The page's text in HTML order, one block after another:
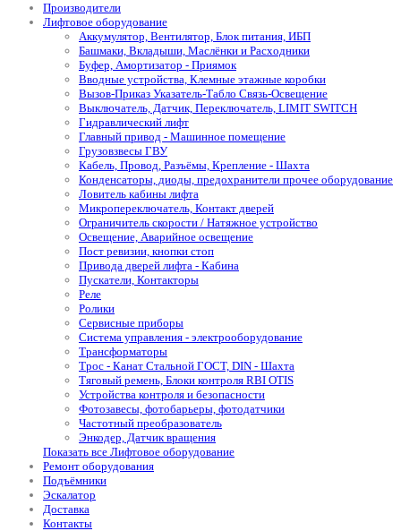
Производители
Лифтовое оборудование
Аккумулятор, Вентилятор, Блок питания, ИБП
Башмаки, Вкладыши, Маслёнки и Расходники
Буфер, Амортизатор - Приямок
Вводные устройства, Клемные этажные коробки
Вызов-Приказ Указатель-Табло Связь-Освещение
Выключатель, Датчик, Переключатель, LIMIT SWITCH
Гидравлический лифт
Главный привод - Машинное помещение
Грузовзвесы ГВУ
Кабель, Провод, Разъёмы, Крепление - Шахта
Конденсаторы, диоды, предохранители прочее оборудование
Ловитель кабины лифта
Микропереключатель, Контакт дверей
Ограничитель скорости / Натяжное устройство
Освещение, Аварийное освещение
Пост ревизии, кнопки стоп
Привода дверей лифта - Кабина
Пускатели, Контакторы
Реле
Ролики
Сервисные приборы
Система управления - электрооборудование
Трансформаторы
Трос - Канат Стальной ГОСТ, DIN - Шахта
Тяговый ремень, Блоки контроля RBI OTIS
Устройства контроля и безопасности
Фотозавесы, фотобарьеры, фотодатчики
Частотный преобразователь
Энкодер, Датчик вращения
Показать все Лифтовое оборудование
Ремонт оборудования
Подъёмники
Эскалатор
Доставка
Контакты